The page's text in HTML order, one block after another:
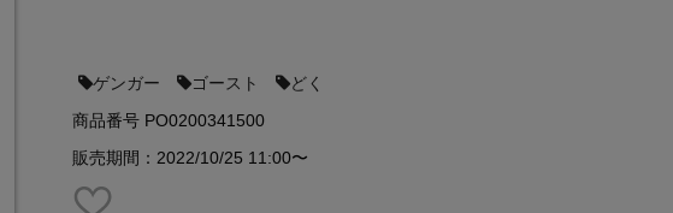
ゲンガー ゴースト
どく
商品番号 PO0200341500
販売期間：2022/10/25 11:00〜